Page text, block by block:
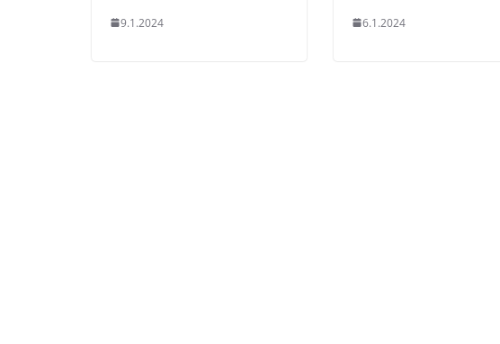
9.1.2024 6.1.2024